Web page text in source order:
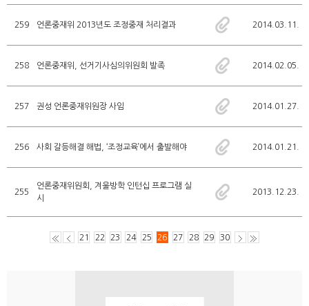
259 언론중재위 2013년도 조정중재 처리결과 2014.03.11.
258 언론중재위, 선거기사심의위원회 발족 2014.02.05.
257 권성 언론중재위원장 사임 2014.01.27.
256 사회 갈등해결 해법, ‘조정교육’에서 출발해야 2014.01.21.
255
언론중재위원회, 겨울방학 인턴십 프로그램 실
시
2013.12.23.
21 22 23 24 25 26 27 28 29 30